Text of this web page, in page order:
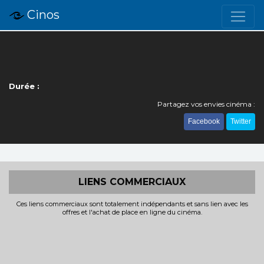
Cinos
Durée :
Partagez vos envies cinéma :
Facebook Twitter
LIENS COMMERCIAUX
Ces liens commerciaux sont totalement indépendants et sans lien avec les
offres et l'achat de place en ligne du cinéma.